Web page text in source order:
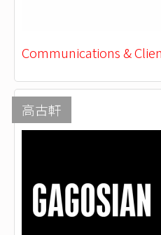
Communications &
高古軒